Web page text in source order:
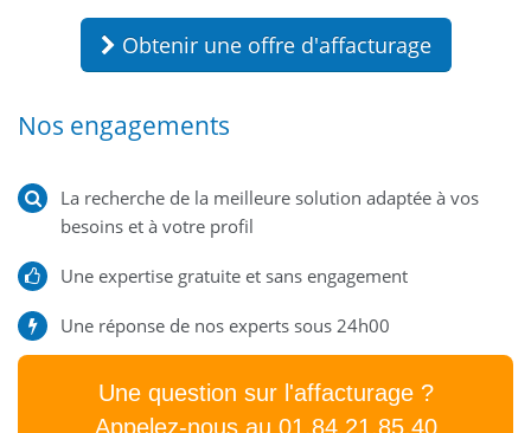
Obtenir une offre d'affacturage
Nos engagements
La recherche de la meilleure solution adaptée à vos
besoins et à votre profil
Une expertise gratuite et sans engagement
Une réponse de nos experts sous 24h00
Une question sur l'affacturage ?
Appelez-nous au 01.84.21.85.40